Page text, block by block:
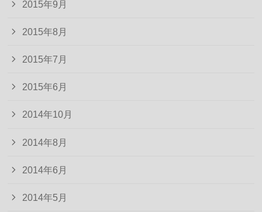
2015年9月
2015年8月
2015年7月
2015年6月
2014年10月
2014年8月
2014年6月
2014年5月